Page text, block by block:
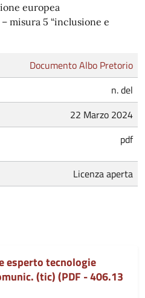
europea
misura 5 “inclusione e
Documento Albo Pretorio
n. del
22 Marzo 2024
pdf
Licenza aperta
esperto tecnologie
(tic) (PDF - 406.13